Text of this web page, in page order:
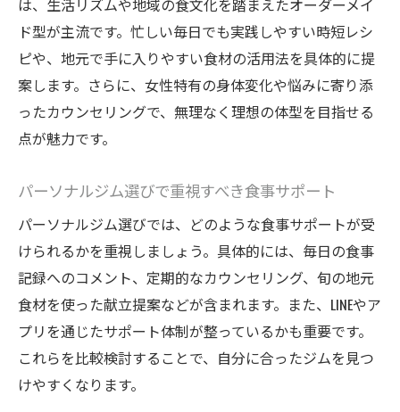
は、生活リズムや地域の食文化を踏まえたオーダーメイ
ド型が主流です。忙しい毎日でも実践しやすい時短レシ
ピや、地元で手に入りやすい食材の活用法を具体的に提
案します。さらに、女性特有の身体変化や悩みに寄り添
ったカウンセリングで、無理なく理想の体型を目指せる
点が魅力です。
パーソナルジム選びで重視すべき食事サポート
パーソナルジム選びでは、どのような食事サポートが受
けられるかを重視しましょう。具体的には、毎日の食事
記録へのコメント、定期的なカウンセリング、旬の地元
食材を使った献立提案などが含まれます。また、LINEやア
プリを通じたサポート体制が整っているかも重要です。
これらを比較検討することで、自分に合ったジムを見つ
けやすくなります。